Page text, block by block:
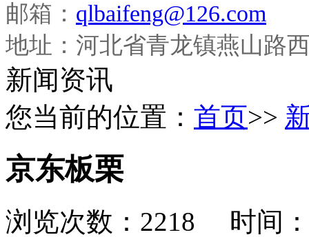
邮箱： qlbaifeng@126.com
地址：河北省青龙镇燕山路
新闻资讯
您当前的位置： 首页>>
京东板栗
浏览次数：2218 时间：